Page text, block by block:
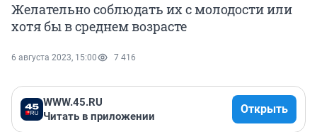
Желательно соблюдать их с молодости или
хотя бы в среднем возрасте
6 августа 2023, 15:00 7 416
WWW.45.RU
Читать в приложении
Открыть